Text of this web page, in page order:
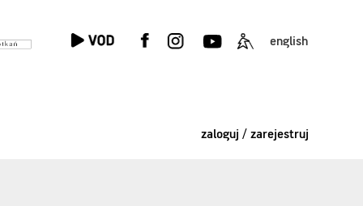
english
zaloguj / zarejestruj